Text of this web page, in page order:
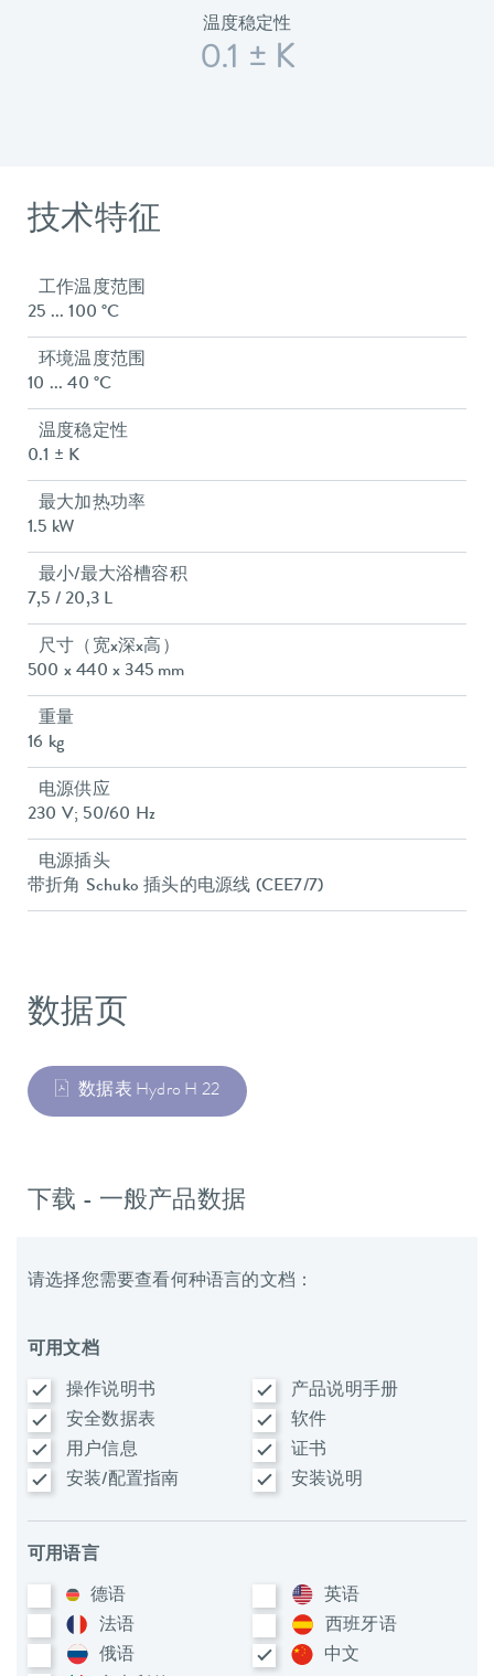
温度稳定性
0.1 ± K
技术特征
工作温度范围
25 ... 100 °C
环境温度范围
10 ... 40 °C
温度稳定性
0.1 ± K
最大加热功率
1.5 kW
最小/最大浴槽容积
7,5 / 20,3 L
尺寸（宽x深x高）
500 x 440 x 345 mm
重量
16 kg
电源供应
230 V; 50/60 Hz
电源插头
带折角 Schuko 插头的电源线 (CEE7/7)
数据页
数据表 Hydro H 22
下载 - 一般产品数据
请选择您需要查看何种语言的文档：
可用文档
操作说明书
产品说明手册
安全数据表
软件
用户信息
证书
安装/配置指南
安装说明
可用语言
德语
英语
法语
西班牙语
俄语
中文